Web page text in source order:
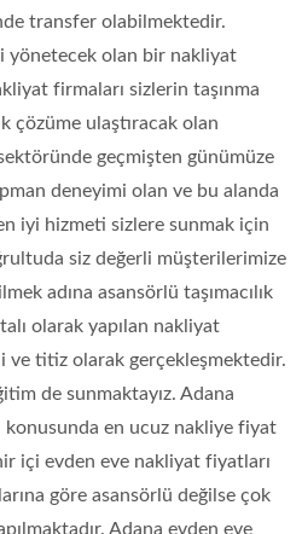
transfer olabilmektedir.
yönetecek olan bir nakliyat
firmaları sizlerin taşınma
çözüme ulaştıracak olan
geçmişten günümüze
deneyimi olan ve bu alanda
iyi hizmeti sizlere sunmak için
siz değerli müşterilerimize
adına asansörlü taşımacılık
olarak yapılan nakliyat
titiz olarak gerçekleşmektedir.
de sunmaktayız. Adana
konusunda en ucuz nakliye fiyat
içi evden eve nakliyat fiyatları
göre asansörlü değilse çok
Adana evden eve